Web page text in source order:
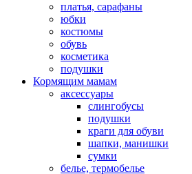
платья, сарафаны
юбки
костюмы
обувь
косметика
подушки
Кормящим мамам
аксессуары
слингобусы
подушки
краги для обуви
шапки, манишки
сумки
белье, термобелье